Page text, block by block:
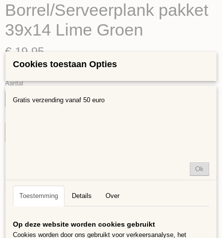
Borrel/Serveerplank pakket
39x14 Lime Groen
€ 19,95
Op voorraad- Levertijd vanaf maandag 10-8 verzenden
Aantal
0,50 Kg
Omschrijving
Het mozaïekpakket bestaat uit:
Bamboe serveerplank (ca. 39 × 14 cm incl handvat)
Keramische mozaïeksteentjes
Cookies toestaan Opties
Gratis verzending vanaf 50 euro
Ok
Toestemming Details Over
Op deze website worden cookies gebruikt
Cookies worden door ons gebruikt voor verkeersanalyse, het